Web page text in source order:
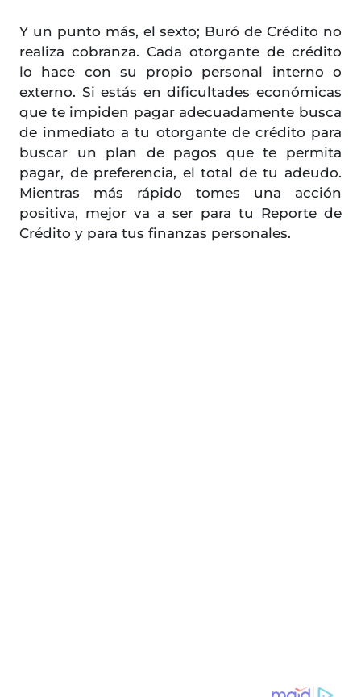
Y un punto más, el sexto; Buró de Crédito no
realiza cobranza. Cada otorgante de crédito
lo hace con su propio personal interno o
externo. Si estás en dificultades económicas
que te impiden pagar adecuadamente busca
de inmediato a tu otorgante de crédito para
buscar un plan de pagos que te permita
pagar, de preferencia, el total de tu adeudo.
Mientras más rápido tomes una acción
positiva, mejor va a ser para tu Reporte de
Crédito y para tus finanzas personales.